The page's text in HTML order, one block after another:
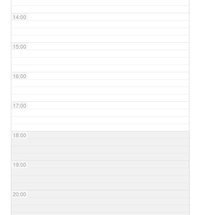
14:00
15:00
16:00
17:00
18:00
19:00
20:00